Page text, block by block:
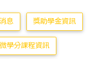
息 獎助學金資訊
微學分課程資訊